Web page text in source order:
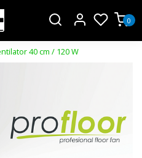
0
40 cm / 120 W